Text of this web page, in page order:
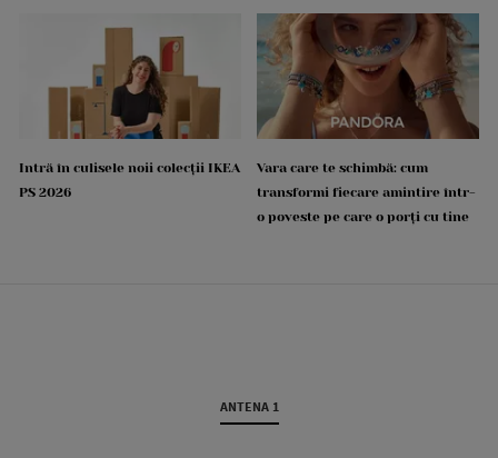
Intră în culisele noii colecții IKEA
PS 2026
Vara care te schimbă: cum
transformi fiecare amintire într-
o poveste pe care o porți cu tine
ANTENA 1